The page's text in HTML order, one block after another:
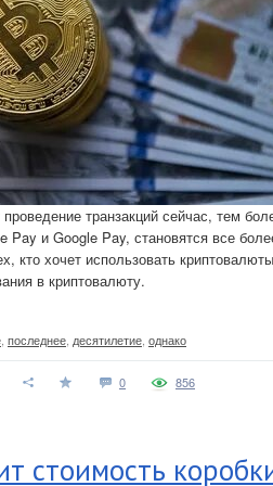
транзакций сейчас, тем
Pay и Google Pay, становятся все
кто хочет использовать
в криптовалюту.
последнее десятилетие однако
0 856
стоимость